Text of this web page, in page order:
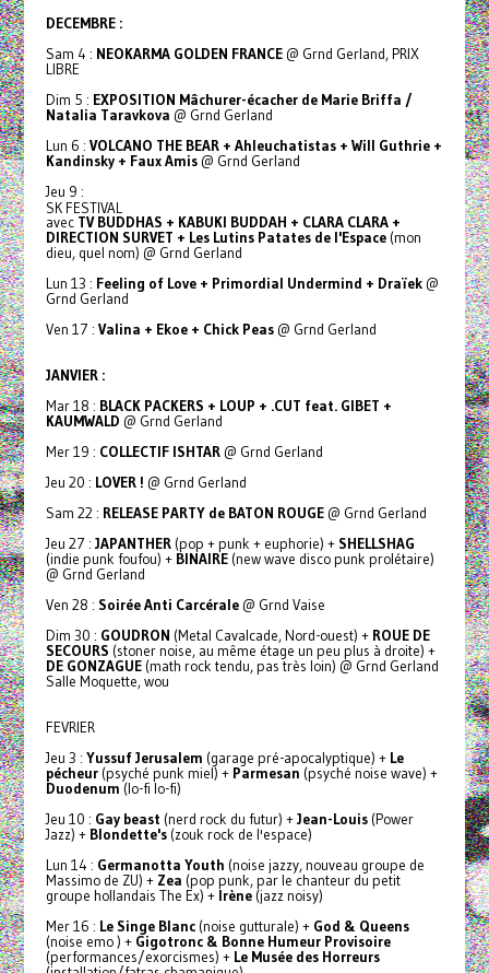
DECEMBRE :
Sam 4 : NEOKARMA GOLDEN FRANCE@ Grnd Gerland, PRIX
LIBRE
Dim 5 : EXPOSITION Mâchurer-écacher de Marie Briffa /
Natalia Taravkova @ Grnd Gerland
Lun 6 : VOLCANO THE BEAR + Ahleuchatistas + Will Guthrie +
Kandinsky + Faux Amis@ Grnd Gerland
Jeu 9 :
SK FESTIVAL
avec TV BUDDHAS + KABUKI BUDDAH + CLARA CLARA +
DIRECTION SURVET + Les Lutins Patates de l'Espace(mon
dieu, quel nom) @ Grnd Gerland
Lun 13 : Feeling of Love + Primordial Undermind + Draïek@
Grnd Gerland
Ven 17 : Valina + Ekoe + Chick Peas@ Grnd Gerland
JANVIER :
Mar 18 : BLACK PACKERS + LOUP + .CUT feat. GIBET +
KAUMWALD @ Grnd Gerland
Mer 19 : COLLECTIF ISHTAR @ Grnd Gerland
Jeu 20 : LOVER ! @ Grnd Gerland
Sam 22 : RELEASE PARTY de BATON ROUGE @ Grnd Gerland
Jeu 27 : JAPANTHER(pop + punk + euphorie) + SHELLSHAG
(indie punk foufou) + BINAIRE(new wave disco punk prolétaire)
@ Grnd Gerland
Ven 28 : Soirée Anti Carcérale@ Grnd Vaise
Dim 30 : GOUDRON (Metal Cavalcade, Nord-ouest) + ROUE DE
SECOURS (stoner noise, au même étage un peu plus à droite) +
DE GONZAGUE(math rock tendu, pas très loin) @ Grnd Gerland
Salle Moquette, wou
FEVRIER
Jeu 3 : Yussuf Jerusalem (garage pré-apocalyptique) + Le
pécheur(psyché punk miel) + Parmesan (psyché noise wave) +
Duodenum (lo-fi lo-fi)
Jeu 10 : Gay beast (nerd rock du futur) +Jean-Louis(Power
Jazz) + Blondette's (zouk rock de l'espace)
Lun 14 : Germanotta Youth (noise jazzy, nouveau groupe de
Massimo de ZU) + Zea (pop punk, par le chanteur du petit
groupe hollandais The Ex) + Irène(jazz noisy)
Mer 16 : Le Singe Blanc (noise gutturale) + God & Queens
(noise emo ) + Gigotronc & Bonne Humeur Provisoire
(performances/exorcismes) + Le Musée des Horreurs